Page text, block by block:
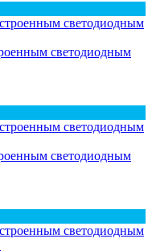
светодиодным
светодиодным